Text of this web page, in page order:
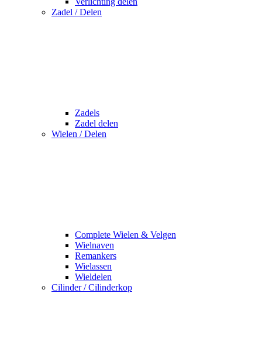
Zadel / Delen
Zadels
Zadel delen
Wielen / Delen
Complete Wielen & Velgen
Wielnaven
Remankers
Wielassen
Wieldelen
Cilinder / Cilinderkop